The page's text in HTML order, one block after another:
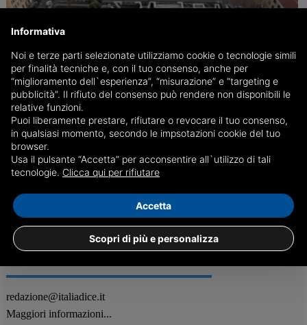
Concorso per agenti 007: l’Italia è alla ricerca di
esperti nei servizi segreti
La campagna coinvolge gli ambiti legati a quelle che sono le minacce
odierne sempre più gravi, la cybersicurezza, la social media
intelligence e il terrorismo
17/02
redazione@italiadice.it
Maggiori informazioni...
Informativa
Noi e terze parti selezionate utilizziamo cookie o tecnologie simili
per finalità tecniche e, con il tuo consenso, anche per
“miglioramento dell`esperienza”, “misurazione” e “targeting e
pubblicità”. Il rifiuto del consenso può rendere non disponibili le
relative funzioni.
Puoi liberamente prestare, rifiutare o revocare il tuo consenso,
in qualsiasi momento, secondo le impsotazioni cookie del tuo
browser.
Usa il pulsante “Accetta” per acconsentire all`utilizzo di tali
tecnologie. Clicca qui per rifiutare
Scopri di più e personalizza
Accetta